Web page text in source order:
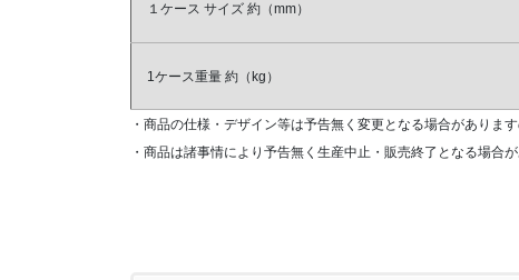
１ケース サイズ 約（mm）
1ケース重量 約（kg）
・商品の仕様・デザイン等は予告無く変更となる場合があります
・商品は諸事情により予告無く生産中止・販売終了となる場合